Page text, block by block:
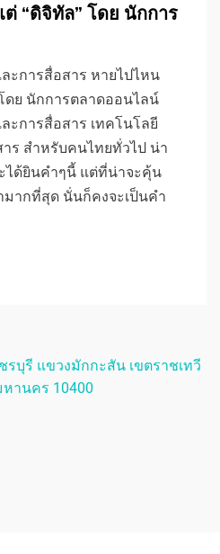
“ดิจิทัล” โดย นักการ
ะการสื่อสาร หายไปไหน
ดย นักการตลาดออนไลน์
ะการสื่อสาร เทคโนโลยี
ร สำหรับคนไทยทั่วไป น่า
ได้ยินคำๆนี้ แต่ที่น่าจะคุ้น
มากที่สุด นั่นก็คงจะเป็นคำ
รบุรี แขวงมักกะสัน เขตราชเทวี
หานคร 10400